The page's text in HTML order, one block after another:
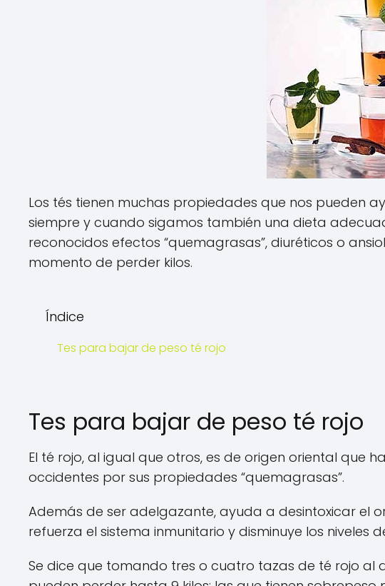
Los tés tienen muchas propiedades que nos pueden
siempre y cuando sigamos también una dieta
reconocidos efectos “quemagrasas”, diuréticos o
momento de perder kilos.
Índice
Tes para bajar de peso té rojo
Tes para bajar de peso té rojo
El té rojo, al igual que otros, es de origen oriental que
occidentes por sus propiedades “quemagrasas”.
Además de ser adelgazante, ayuda a desintoxicar el
refuerza el sistema inmunitario y disminuye los niveles
Se dice que tomando tres o cuatro tazas de té rojo